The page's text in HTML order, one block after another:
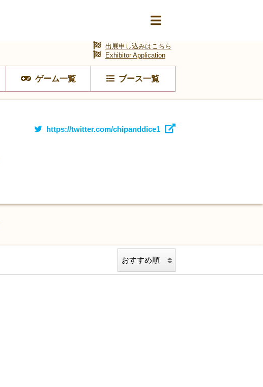
ゲーム一覧 ブース一覧
出展申し込みはこちら
Exhibitor Application
https://twitter.com/chipanddice1